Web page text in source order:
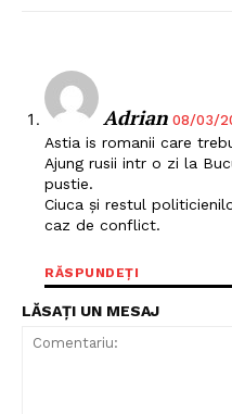
Adrian 08/03/
Astia is romanii care
Ajung rusii intr o zi la
pustie.
Ciuca și restul
caz de conflict.
RĂSPUNDEȚI
LĂSAȚI UN MESAJ